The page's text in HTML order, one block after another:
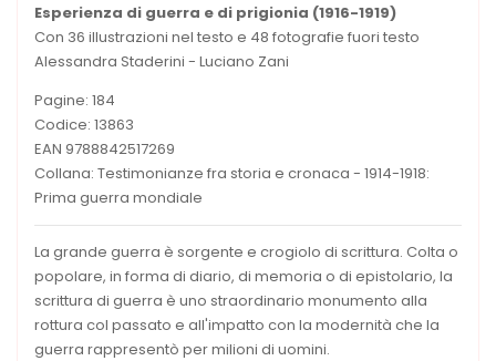
Esperienza di guerra e di prigionia (1916-1919)
Con 36 illustrazioni nel testo e 48 fotografie fuori testo
Alessandra Staderini - Luciano Zani
Pagine: 184
Codice: 13863
EAN 9788842517269
Collana: Testimonianze fra storia e cronaca - 1914-1918:
Prima guerra mondiale
La grande guerra è sorgente e crogiolo di scrittura. Colta o
popolare, in forma di diario, di memoria o di epistolario, la
scrittura di guerra è uno straordinario monumento alla
rottura col passato e all'impatto con la modernità che la
guerra rappresentò per milioni di uomini.